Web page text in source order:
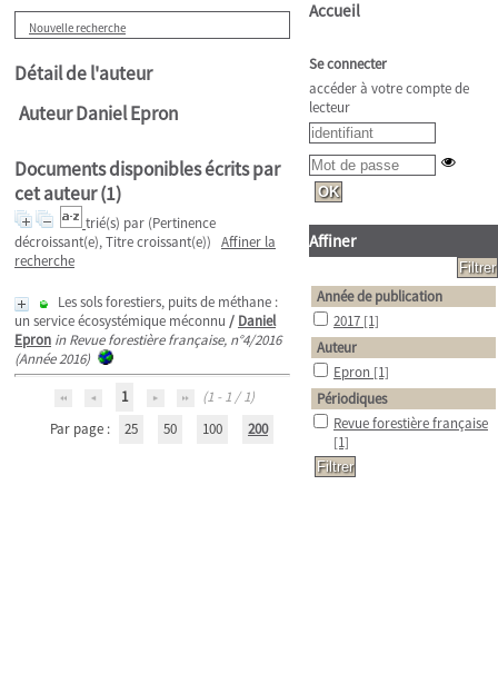
Nouvelle recherche
Détail de l'auteur
Auteur Daniel Epron
Documents disponibles écrits par
cet auteur (1)
trié(s) par (Pertinence
décroissant(e), Titre croissant(e)) Affiner la
recherche
Les sols forestiers, puits de méthane :
un service écosystémique méconnu / Daniel
Epron in Revue forestière française, n°4/2016
(Année 2016)
1
(1 - 1 / 1)
Par page :
25 50 100 200
Accueil
Se connecter
accéder à votre compte de
lecteur
Affiner
Année de publication
2017 [1]
Auteur
Epron [1]
Périodiques
Revue forestière française
[1]